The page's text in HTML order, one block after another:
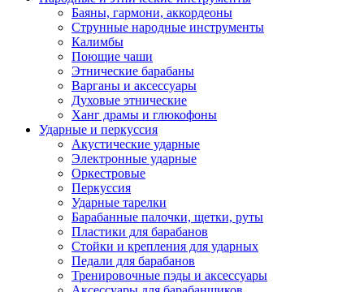
Баяны, гармони, аккордеоны
Струнные народные инструменты
Калимбы
Поющие чаши
Этнические барабаны
Варганы и аксессуары
Духовые этнические
Ханг драмы и глюкофоны
Ударные и перкуссия
Акустические ударные
Электронные ударные
Оркестровые
Перкуссия
Ударные тарелки
Барабанные палочки, щетки, руты
Пластики для барабанов
Стойки и крепления для ударных
Педали для барабанов
Тренировочные пэды и аксессуары